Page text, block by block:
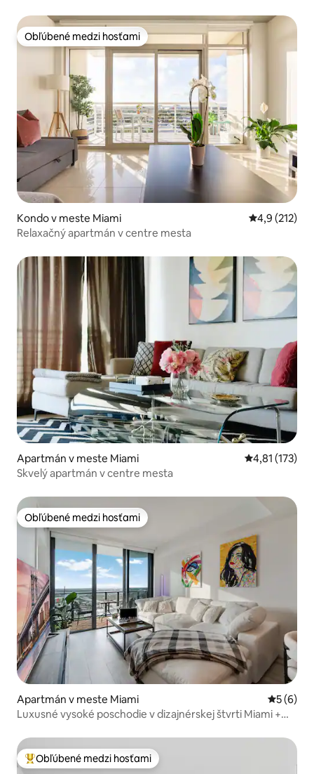
Obľúbené medzi hosťami
Obľúbené medzi hosťami
Kondo v meste Miami Priemerné
4,9 (212)
Relaxačný apartmán v centre mesta
Apartmán v meste Miami Priemerné
4,81 (173)
Skvelý apartmán v centre mesta
Obľúbené medzi hosťami
Obľúbené medzi hosťami
Apartmán v meste Miami
5 (6)
Luxusné vysoké poschodie v dizajnérskej štvrti Miami +
Najobľúbenejšie medzi hosťami
Obľúbené medzi hosťami